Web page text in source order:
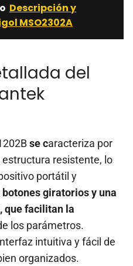
Descripción y
MSO2302A
del
se caracteriza por
resistente, lo
portátil y
botones giratorios y una
que facilitan la
los parámetros.
intuitiva y fácil de
organizados.